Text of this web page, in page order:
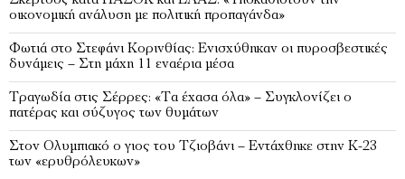
οικονομική ανάλυση με πολιτική προπαγάνδα»
Φωτιά στο Στεφάνι Κορινθίας: Ενισχύθηκαν οι πυροσβεστικές
δυνάμεις – Στη μάχη 11 εναέρια μέσα
Τραγωδία στις Σέρρες: «Τα έχασα όλα» – Συγκλονίζει ο
πατέρας και σύζυγος των θυμάτων
Στον Ολυμπιακό ο γιος του Τζιοβάνι – Εντάχθηκε στην Κ-23
των «ερυθρόλευκων»